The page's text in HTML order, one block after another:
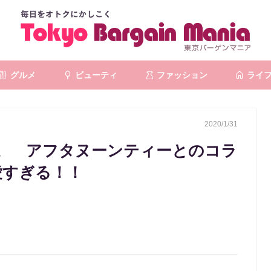
グルメ ビューティ ファッション ライフ
2020/1/31
アフタヌーンティーとのコラ
すぎる！！